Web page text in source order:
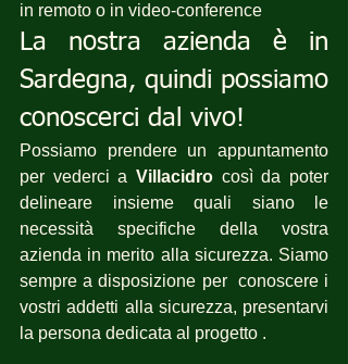
in remoto o in video-conference
La nostra azienda è in
Sardegna, quindi possiamo
conoscerci dal vivo!
Possiamo prendere un appuntamento
per vederci a Villacidro così da poter
delineare insieme quali siano le
necessità specifiche della vostra
azienda in merito alla sicurezza. Siamo
sempre a disposizione per  conoscere i
vostri addetti alla sicurezza, presentarvi
la persona dedicata al progetto .